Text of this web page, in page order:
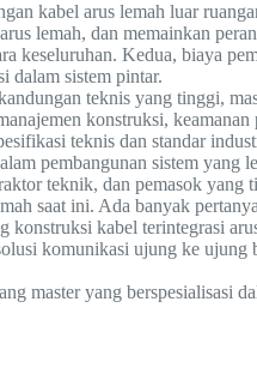
kabel arus lemah luar
lemah, dan memainkan
keseluruhan. Kedua, biaya
dalam sistem pintar.
teknis yang tinggi,
konstruksi,
teknis dan standar
pembangunan sistem yang
teknik, dan pemasok yang
saat ini. Ada banyak
konstruksi kabel terintegrasi
komunikasi ujung ke ujung
master yang berspesialisasi